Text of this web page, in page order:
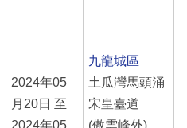
2024年05
月20日 至
2024年05
九龍城區
土瓜灣馬頭涌
宋皇臺道
(傲雲峰外)